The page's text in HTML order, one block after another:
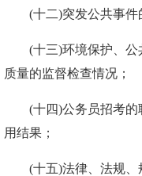
(十二)突发公共事件
(十三)环境保护、公
质量的监督检查情况；
(十四)公务员招考的
用结果；
(十五)法律、法规、